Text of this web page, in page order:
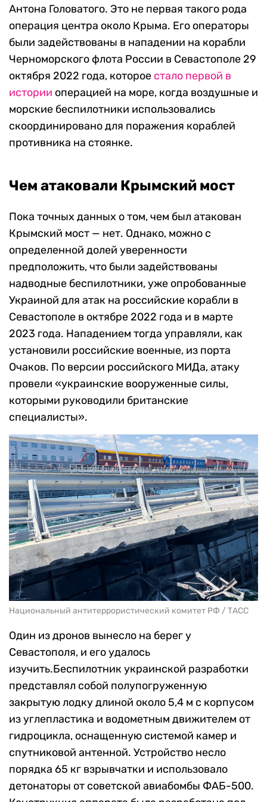
Антона Головатого. Это не первая такого рода
операция центра около Крыма. Его операторы
были задействованы в нападении на корабли
Черноморского флота России в Севастополе 29
октября 2022 года, которое стало первой в
истории операцией на море, когда воздушные и
морские беспилотники использовались
скоординировано для поражения кораблей
противника на стоянке.
Чем атаковали Крымский мост
Пока точных данных о том, чем был атакован
Крымский мост — нет. Однако, можно с
определенной долей уверенности
предположить, что были задействованы
надводные беспилотники, уже опробованные
Украиной для атак на российские корабли в
Севастополе в октябре 2022 года и в марте
2023 года. Нападением тогда управляли, как
установили российские военные, из порта
Очаков. По версии российского МИДа, атаку
провели «украинские вооруженные силы,
которыми руководили британские
специалисты».
Национальный антитеррористический комитет РФ / ТАСС
Один из дронов вынесло на берег у
Севастополя, и его удалось
изучить.Беспилотник украинской разработки
представлял собой полупогруженную
закрытую лодку длиной около 5,4 м с корпусом
из углепластика и водометным движителем от
гидроцикла, оснащенную системой камер и
спутниковой антенной. Устройство несло
порядка 65 кг взрывчатки и использовало
детонаторы от советской авиабомбы ФАБ-500.